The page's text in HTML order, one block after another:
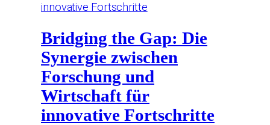
Bridging the Gap: Die
Synergie zwischen
Forschung und
Wirtschaft für
innovative Fortschritte